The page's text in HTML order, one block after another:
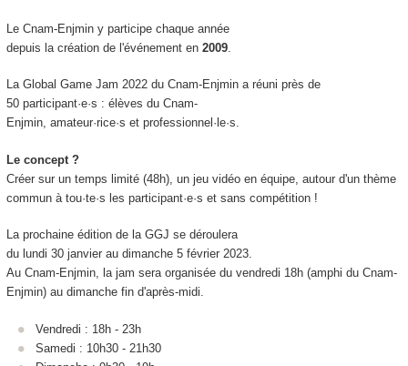
​Le Cnam-Enjmin y participe chaque année
depuis la création de l'événement en 2009​.
La Global Game Jam 2022 du Cnam-Enjmin a réuni près de
50 participant·e·s : élèves du Cnam-
Enjmin, amateur·rice·s et professionnel·le·s.
Le concept ?
Créer sur un temps limité (48h), un jeu vidéo en équipe, autour d'un thème
commun à tou·te·s les participant·e·s et sans compétition !
La prochaine édition de la GGJ se déroulera
du lundi 30 janvier au dimanche 5 février 2023.
Au Cnam-Enjmin, la jam sera organisée du vendredi 18h (amphi du Cnam-
Enjmin) au dimanche fin d'après-midi.
Vendredi : 18h - 23h
Samedi : 10h30 - 21h30